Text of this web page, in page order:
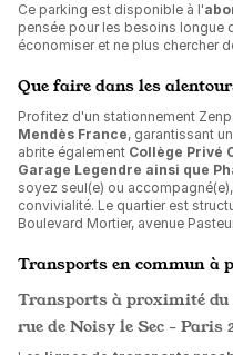
Ce parking est disponible à l'
pensée pour les besoins longue
économiser et ne plus chercher
Que faire dans les
Profitez d'un stationnement
Mendès France, garantissant
abrite également Collège Privé
Garage Legendre ainsi que
soyez seul(e) ou
convivialité. Le quartier est
Boulevard Mortier, avenue
Transports en commun à
Transports à proximité du
rue de Noisy le Sec - Paris